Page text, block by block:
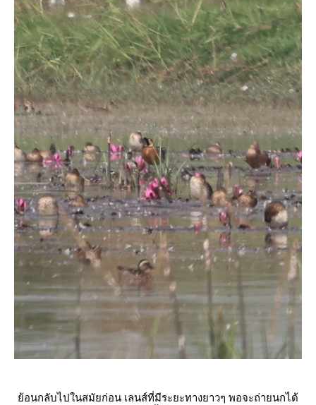
้อนกลับไปในสมัยก่อน เลนส์ที่มีระยะทางยาวๆ พอจะถ่ายนกได้